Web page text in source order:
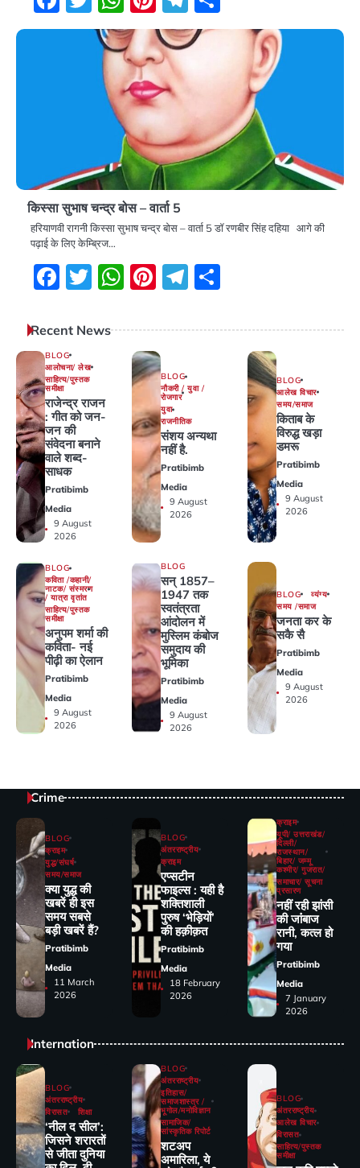
किस्सा सुभाष चन्द्र बोस – वार्ता 5
हरियाणवी रागनी किस्सा सुभाष चन्द्र बोस – वार्ता 5 डॉ रणबीर सिंह दहिया आगे की
पढ़ाई के लिए केम्ब्रिज…
Facebook
Twitter
WhatsApp
Pinterest
Telegram
Recent News
BLOG
आलोचना/ लेख
साहित्य/पुस्तक
समीक्षा
राजेन्द्र राजन
: गीत को जन-
जन की
संवेदना बनाने
वाले शब्द-
साधक
Pratibimb
Media
9 August
2026
BLOG
नौकरी / युवा /
रोजगार
युवा
राजनीतिक
संशय अन्यथा
नहीं है.
Pratibimb
Media
9 August
2026
BLOG
आलेख विचार
समय/समाज
किताब के
विरुद्ध खड़ा
डमरू
Pratibimb
Media
9 August
2026
BLOG
कविता /कहानी/
नाटक/ संस्मरण
/ यात्रा वृतांत
साहित्य/पुस्तक
समीक्षा
अनुपम शर्मा की
कविता- नई
पीढ़ी का ऐलान
Pratibimb
Media
9 August
2026
BLOG
सन् 1857–
1947 तक
स्वतंत्रता
आंदोलन में
मुस्लिम कंबोज
समुदाय की
भूमिका
Pratibimb
Media
9 August
2026
BLOG
व्यंग्य
समय /समाज
जनता कर के
सकै सै
Pratibimb
Media
9 August
2026
Crime
BLOG
क्राइम
युद्ध/संघर्ष
समय/समाज
क्या युद्ध की
खबरें ही इस
समय सबसे
बड़ी खबरें हैं?
Pratibimb
Media
11 March
2026
BLOG
अंतरराष्ट्रीय
क्राइम
एप्सटीन
फाइल्स : यही है
शक्तिशाली
पुरुष ‘भेड़ियों’
की हक़ीक़त
Pratibimb
Media
18 February
2026
क्राइम
यूपी/ उत्तराखंड/
दिल्ली/
राजस्थान/
बिहार/ जम्मू
कश्मीर/ गुजरात/
समाचार/ सूचना
प्रसारण
नहीं रही झांसी
की जांंबाज
रानी, कत्‍ल हो
गया
Pratibimb
Media
7 January
2026
Internation
BLOG
अंतरराष्ट्रीय
विरासत
शिक्षा
‘नील द सील’:
जिसने शरारतों
से जीता दुनिया
BLOG
अंतरराष्ट्रीय
इतिहास/
समाजशास्त्र /
भूगोल/मनोविज्ञान
सामाजिक/
सांस्कृतिक रिपोर्ट
शटअप
अमारिला, ये
BLOG
अंतरराष्ट्रीय
आलेख विचार
विरासत
साहित्य/पुस्तक
समीक्षा